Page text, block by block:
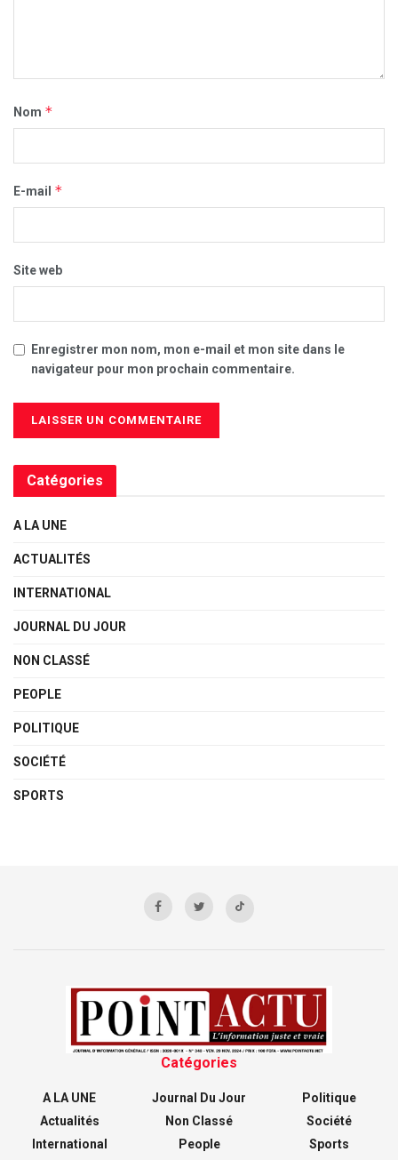
Nom *
E-mail *
Site web
Enregistrer mon nom, mon e-mail et mon site dans le
navigateur pour mon prochain commentaire.
Catégories
A LA UNE
ACTUALITÉS
INTERNATIONAL
JOURNAL DU JOUR
NON CLASSÉ
PEOPLE
POLITIQUE
SOCIÉTÉ
SPORTS
Catégories
A LA UNE
Actualités
International
Journal Du Jour
Non Classé
People
Politique
Société
Sports